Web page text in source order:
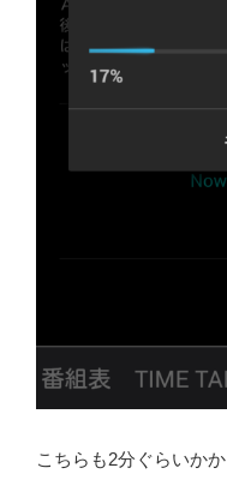
こちらも2分ぐらいか